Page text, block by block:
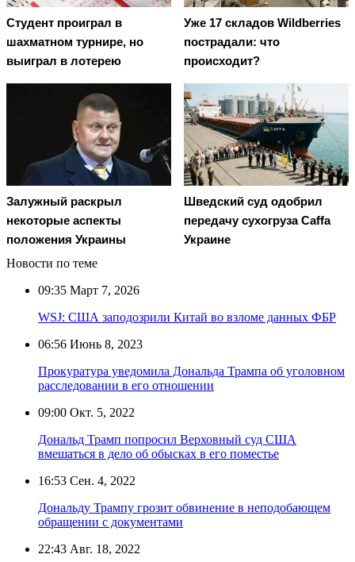
Студент проиграл в
шахматном турнире, но
выиграл в лотерею
Уже 17 складов Wildberries
пострадали: что
происходит?
Залужный раскрыл
некоторые аспекты
положения Украины
Шведский суд одобрил
передачу сухогруза Caffa
Украине
Новости по теме
09:35 Март 7, 2026
WSJ: США заподозрили Китай во взломе данных ФБР
06:56 Июнь 8, 2023
Прокуратура уведомила Дональда Трампа об уголовном
расследовании в его отношении
09:00 Окт. 5, 2022
Дональд Трамп попросил Верховный суд США
вмешаться в дело об обысках в его поместье
16:53 Сен. 4, 2022
Дональду Трампу грозит обвинение в неподобающем
обращении с документами
22:43 Авг. 18, 2022